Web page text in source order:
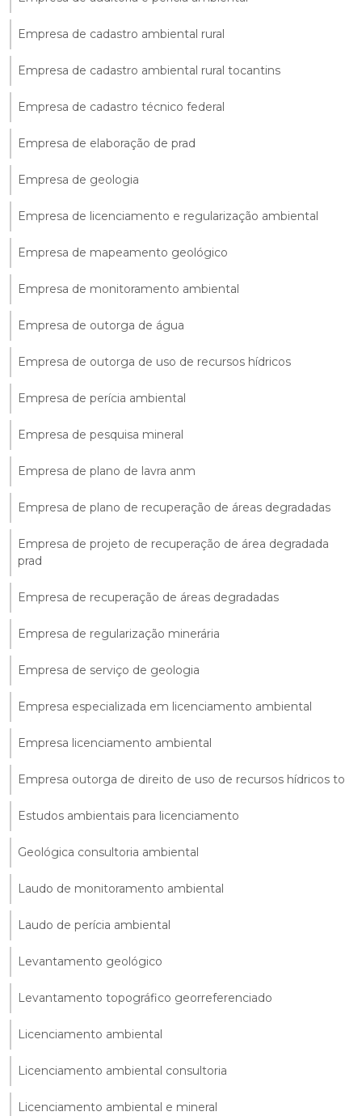
Empresa de cadastro ambiental rural
Empresa de cadastro ambiental rural tocantins
Empresa de cadastro técnico federal
Empresa de elaboração de prad
Empresa de geologia
Empresa de licenciamento e regularização ambiental
Empresa de mapeamento geológico
Empresa de monitoramento ambiental
Empresa de outorga de água
Empresa de outorga de uso de recursos hídricos
Empresa de perícia ambiental
Empresa de pesquisa mineral
Empresa de plano de lavra anm
Empresa de plano de recuperação de áreas degradadas
Empresa de projeto de recuperação de área degradada
prad
Empresa de recuperação de áreas degradadas
Empresa de regularização minerária
Empresa de serviço de geologia
Empresa especializada em licenciamento ambiental
Empresa licenciamento ambiental
Empresa outorga de direito de uso de recursos hídricos to
Estudos ambientais para licenciamento
Geológica consultoria ambiental
Laudo de monitoramento ambiental
Laudo de perícia ambiental
Levantamento geológico
Levantamento topográfico georreferenciado
Licenciamento ambiental
Licenciamento ambiental consultoria
Licenciamento ambiental e mineral